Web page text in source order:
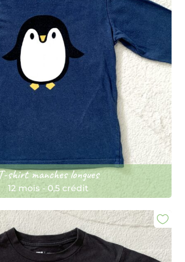
shirt manches longues
12 mois - 0,5 crédit